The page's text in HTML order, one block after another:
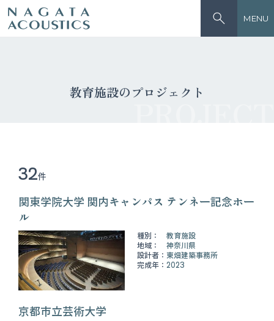
MENU
教育施設のプロジェクト
32件
関東学院大学 関内キャンパス テンネー記念ホー
ル
種別：
教育施設
地域：
神奈川県
設計者： 東畑建築事務所
完成年： 2023
京都市立芸術大学